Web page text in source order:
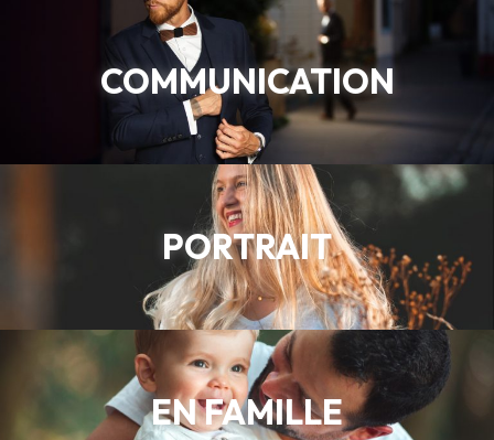
COMMUNICATION
PORTRAIT
EN FAMILLE